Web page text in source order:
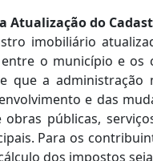
Atualização do
imobiliário
o município e os
que a administração
e das
obras públicas,
Para os
dos impostos